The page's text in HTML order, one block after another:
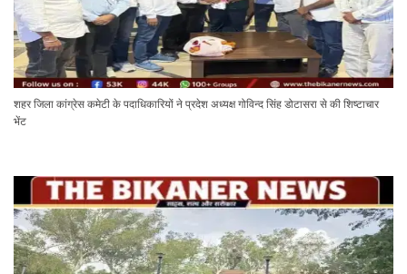
शहर जिला कांग्रेस कमेटी के पदाधिकारियों ने प्रदेश अध्यक्ष गोविन्द सिंह डोटासरा से की शिष्टाचार
भेंट